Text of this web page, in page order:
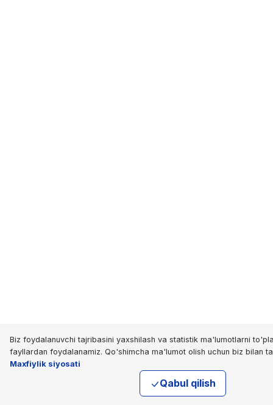
Biz foydalanuvchi tajribasini yaxshilash va statistik ma'lumotlarni
fayllardan foydalanamiz. Qo'shimcha ma'lumot olish uchun biz bilan
Maxfiylik siyosati
Qabul qilish